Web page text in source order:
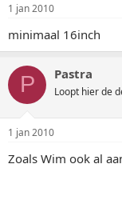
1 jan 2010
minimaal 16inch
P Pastra
Loopt hier de
1 jan 2010
Zoals Wim ook al